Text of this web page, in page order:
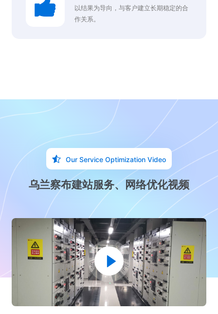
以结果为导向，与客户建立长期稳定的合
作关系。
Our Service Optimization Video
乌兰察布建站服务、网络优化视频